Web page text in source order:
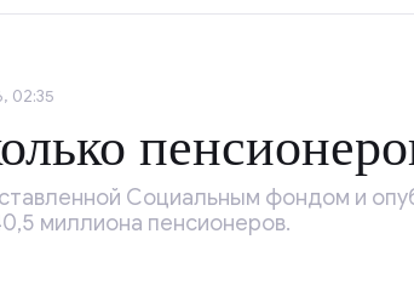
02:35
Социальным фондом и
миллиона пенсионеров.